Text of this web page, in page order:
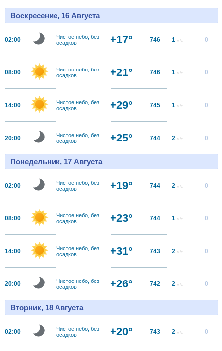
Воскресение, 16 Августа
02:00
Чистое небо, без
осадков
+17° 746 1 м/с 0
08:00
Чистое небо, без
осадков
+21° 746 1 м/с 0
14:00
Чистое небо, без
осадков
+29° 745 1 м/с 0
20:00
Чистое небо, без
осадков
+25° 744 2 м/с 0
Понедельник, 17 Августа
02:00
Чистое небо, без
осадков
+19° 744 2 м/с 0
08:00
Чистое небо, без
осадков
+23° 744 1 м/с 0
14:00
Чистое небо, без
осадков
+31° 743 2 м/с 0
20:00
Чистое небо, без
осадков
+26° 742 2 м/с 0
Вторник, 18 Августа
02:00
Чистое небо, без
осадков
+20° 743 2 м/с 0